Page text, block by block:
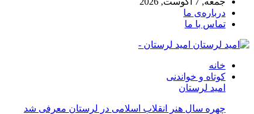
درباره‌ی ما
تماس با ما
امید لرستان -
خانه
کوتاه و خواندنی
امید لرستان
چهره سال هنر انقلاب اسلامی در لرستان معرفی شد